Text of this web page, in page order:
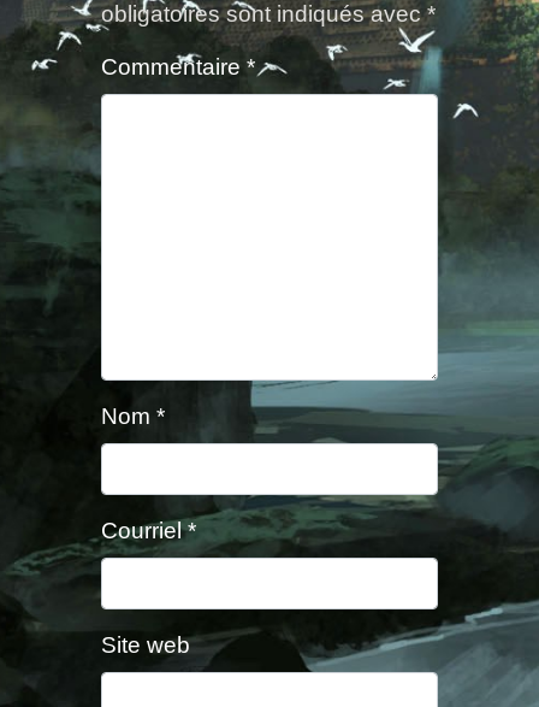
obligatoires sont indiqués avec*
Commentaire *
Nom *
Courriel*
Site web